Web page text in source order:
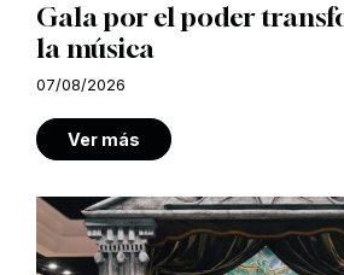
Gala por el poder
la música
07/08/2026
Ver más